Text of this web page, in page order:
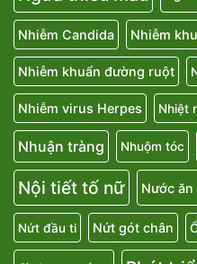
Nhiễm Candida Nhiễm
Nhiễm khuẩn đường ruột
Nhiễm virus Herpes Nhiệt
Nhuận tràng Nhuộm tóc
Nội tiết tố nữ Nước ăn
Nứt đầu ti Nứt gót chân